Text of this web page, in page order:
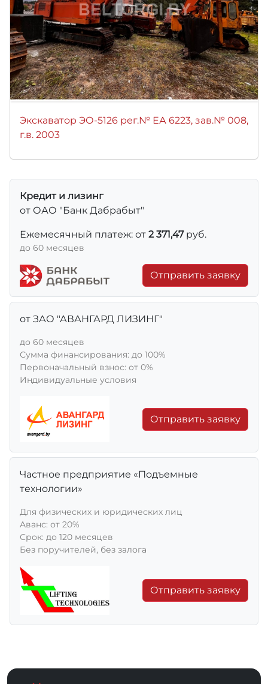
Экскаватор ЭО-5126 рег.№ ЕА 6223, зав.№ 008,
г.в. 2003
Кредит и лизинг
от ОАО "Банк Дабрабыт"
Ежемесячный платеж: от 2 371,47руб.
до 60 месяцев
Отправить заявку
от ЗАО "АВАНГАРД ЛИЗИНГ"
до 60 месяцев
Сумма финансирования: до 100%
Первоначальный взнос: от 0%
Индивидуальные условия
Отправить заявку
Частное предприятие «Подъемные
технологии»
Для физических и юридических лиц
Aванс: от 20%
Срок: до 120 месяцев
Без поручителей, без залога
Отправить заявку